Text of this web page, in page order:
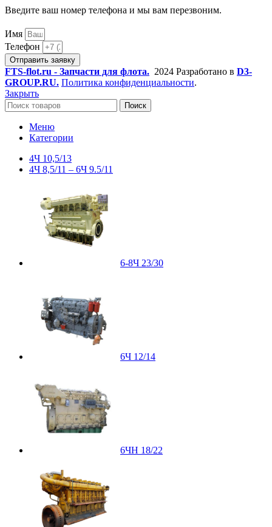
Введите ваш номер телефона и мы вам перезвоним.
Имя
Телефон
Отправить заявку
FTS-flot.ru - Запчасти для флота. 2024 Разработано в D3-
GROUP.RU. Политика конфиденциальности.
Закрыть
Поиск
Меню
Категории
4Ч 10,5/13
4Ч 8,5/11 – 6Ч 9.5/11
6-8Ч 23/30
6Ч 12/14
6ЧН 18/22